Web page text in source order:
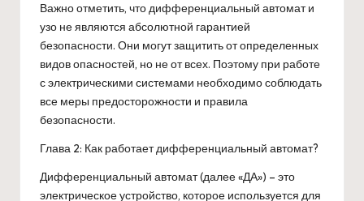
Важно отметить, что дифференциальный автомат и
узо не являются абсолютной гарантией
безопасности. Они могут защитить от определенных
видов опасностей, но не от всех. Поэтому при работе
с электрическими системами необходимо соблюдать
все меры предосторожности и правила
безопасности.
Глава 2: Как работает дифференциальный автомат?
Дифференциальный автомат (далее «ДА») – это
электрическое устройство, которое используется для